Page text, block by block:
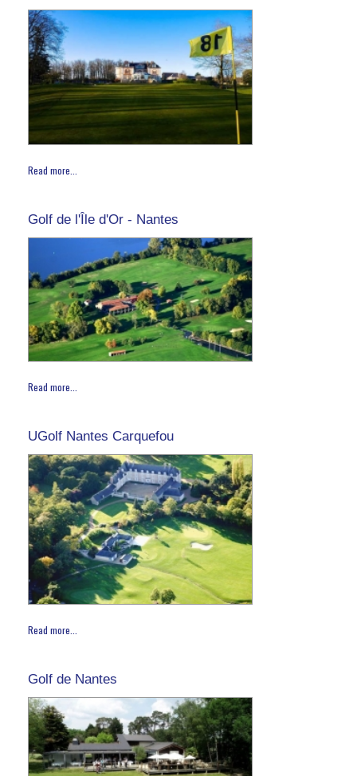
Read more...
Golf de l'Île d'Or - Nantes
Read more...
UGolf Nantes Carquefou
Read more...
Golf de Nantes